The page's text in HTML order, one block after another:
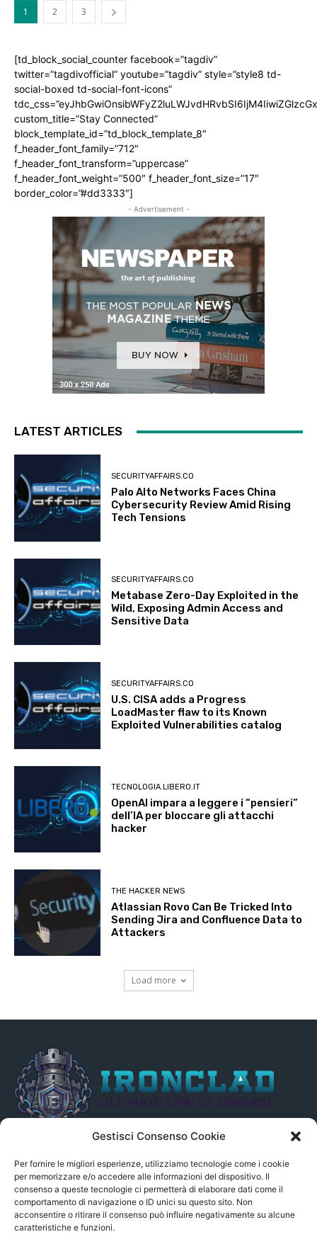
Gestisci Consenso Cookie
Per fornire le migliori esperienze, utilizziamo tecnologie come i cookie
per memorizzare e/o accedere alle informazioni del dispositivo. Il
consenso a queste tecnologie ci permetterà di elaborare dati come il
comportamento di navigazione o ID unici su questo sito. Non
acconsentire o ritirare il consenso può influire negativamente su alcune
caratteristiche e funzioni.
1 2 3
[td_block_social_counter facebook=”tagdiv”
twitter=”tagdivofficial” youtube=”tagdiv” style=”style8 td-
social-boxed td-social-font-icons”
custom_title=”Stay Connected”
block_template_id=”td_block_template_8″
f_header_font_family=”712″
f_header_font_transform=”uppercase”
f_header_font_weight=”500″ f_header_font_size=”17″
border_color=”#dd3333″]
- Advertisement -
LATEST ARTICLES
SECURITYAFFAIRS.CO
Palo Alto Networks Faces China
Cybersecurity Review Amid Rising
Tech Tensions
SECURITYAFFAIRS.CO
Metabase Zero-Day Exploited in the
Wild, Exposing Admin Access and
Sensitive Data
SECURITYAFFAIRS.CO
U.S. CISA adds a Progress
LoadMaster flaw to its Known
Exploited Vulnerabilities catalog
TECNOLOGIA.LIBERO.IT
OpenAI impara a leggere i “pensieri”
dell’IA per bloccare gli attacchi
hacker
THE HACKER NEWS
Atlassian Rovo Can Be Tricked Into
Sending Jira and Confluence Data to
Attackers
Load more
indirettamente, alle Fonti delle notizie segnalate né può essere
ritenuto responsabile ad alcun titolo dei loro contenuti. Si precisa
altresì che le notizie segnalate dall’aggregatore NON sono da
intendersi in alcun modo di proprietà del sito GenSys.it, ad
eccezione degli articoli e dei documenti pubblicati nel blog.